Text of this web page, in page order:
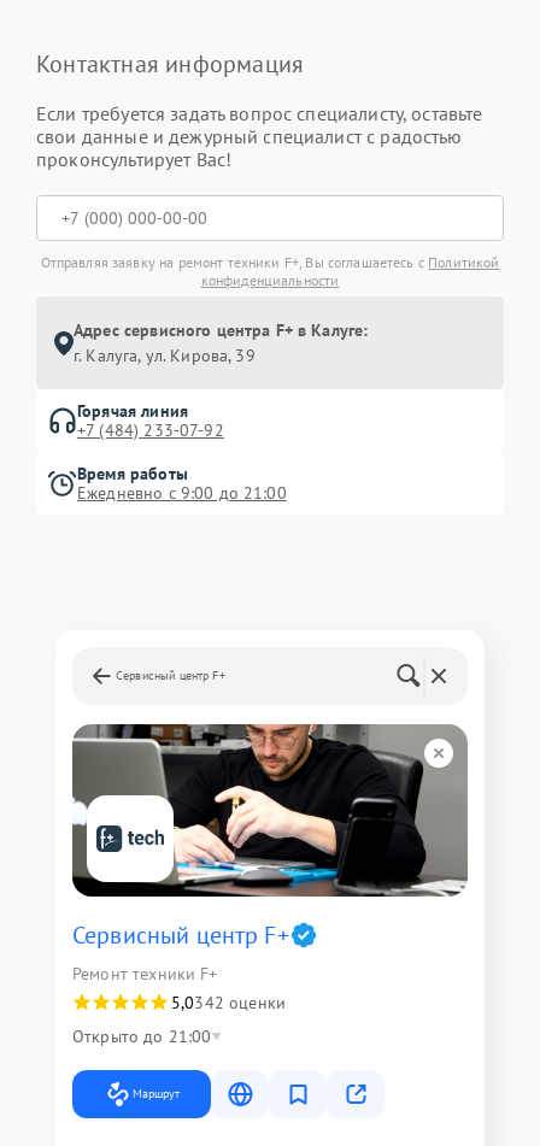
Контактная информация
Если требуется задать вопрос специалисту, оставьте
свои данные и дежурный специалист с радостью
проконсультирует Вас!
Отправляя заявку на ремонт техники F+, Вы соглашаетесь с Политикой
конфиденциальности
Адрес сервисного центра F+ в Калуге:
г. Калуга, ул. Кирова, 39
Горячая линия
+7 (484) 233-07-92
Время работы
Ежедневно с 9:00 до 21:00
Сервисный центр F+
Сервисный центр F+
Ремонт техники F+
5,0342 оценки
Открыто до 21:00
Маршрут